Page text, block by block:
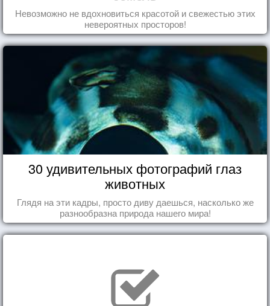
Невозможно не вдохновиться красотой и свежестью этих
невероятных просторов!
30 удивительных фотографий глаз
животных
Глядя на эти кадры, просто диву даешься, насколько же
разнообразна природа нашего мира!